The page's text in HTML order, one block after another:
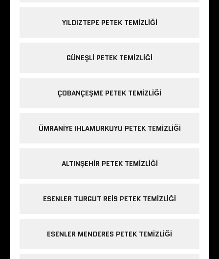
YILDIZTEPE PETEK TEMIZLIĞI
GÜNEŞLI PETEK TEMIZLIĞI
ÇOBANÇEŞME PETEK TEMIZLIĞI
ÜMRANIYE IHLAMURKUYU PETEK TEMIZLIĞI
ALTINŞEHIR PETEK TEMIZLIĞI
ESENLER TURGUT REIS PETEK TEMIZLIĞI
ESENLER MENDERES PETEK TEMIZLIĞI